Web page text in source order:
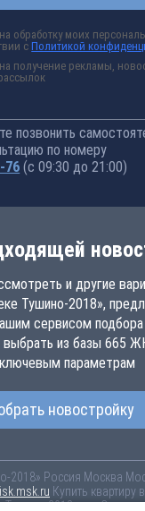
на обработку моих
сПолитикой
на получение рекламы,
позвонить
по номеру
76 (с 09:30 до 21:00)
и другие
Тушино-2018»,
сервисом
выбрать из базы 665
параметрам
новостройку
2018» Россия Москва
Купить
2018» от «Стадион